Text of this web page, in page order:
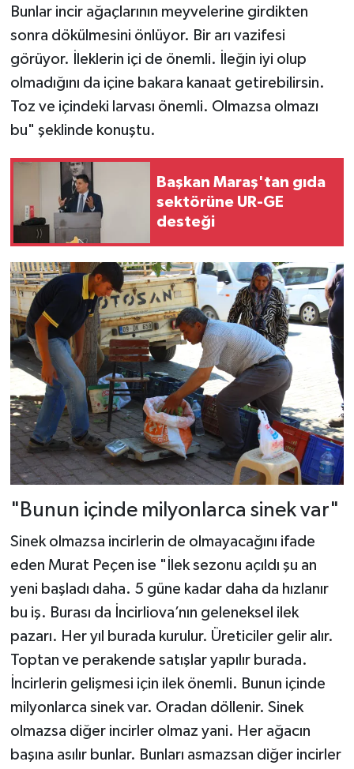
Bunlar incir ağaçlarının meyvelerine girdikten
sonra dökülmesini önlüyor. Bir arı vazifesi
görüyor. İleklerin içi de önemli. İleğin iyi olup
olmadığını da içine bakara kanaat getirebilirsin.
Toz ve içindeki larvası önemli. Olmazsa olmazı
bu" şeklinde konuştu.
Başkan Maraş'tan gıda
sektörüne UR-GE
desteği
"Bunun içinde milyonlarca sinek var"
Sinek olmazsa incirlerin de olmayacağını ifade
eden Murat Peçen ise "İlek sezonu açıldı şu an
yeni başladı daha. 5 güne kadar daha da hızlanır
bu iş. Burası da İncirliova’nın geleneksel ilek
pazarı. Her yıl burada kurulur. Üreticiler gelir alır.
Toptan ve perakende satışlar yapılır burada.
İncirlerin gelişmesi için ilek önemli. Bunun içinde
milyonlarca sinek var. Oradan döllenir. Sinek
olmazsa diğer incirler olmaz yani. Her ağacın
başına asılır bunlar. Bunları asmazsan diğer incirler